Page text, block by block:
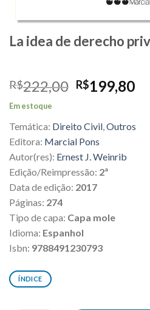
La idea de derecho
R$222,00 O
era:
R$222,00.
R$199,80O
é:
Em estoque
Temática: Direito Civil,Outros
Editora: Marcial Pons
Autor(res): Ernest J. Weinrib
Edição/Reimpressão: 2ª
Data de edição: 2017
Páginas: 274
Tipo de capa: Capa mole
Idioma: Espanhol
Isbn: 9788491230793
ÍNDICE